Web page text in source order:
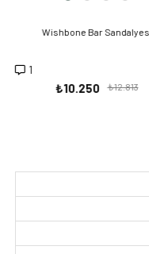
Wishbone Bar Sandalyesi
1
₺10.250 ₺12.813